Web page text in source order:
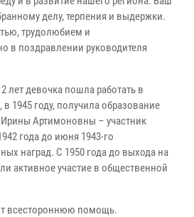
делу, терпения и выдержки.
трудолюбием и
в поздравлении руководителя
лет девочка пошла работать в
1945 году, получила образование
Артимоновны – участник
года до июня 1943-го
наград. С 1950 года до выхода на
активное участие в общественной
всестороннюю помощь.